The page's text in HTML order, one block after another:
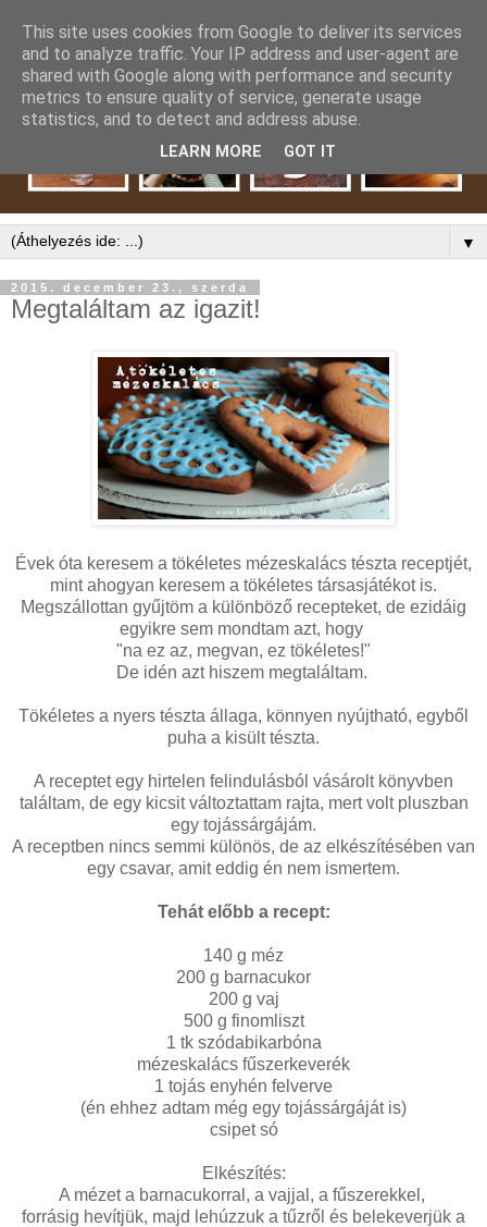
▼
2015. december 23., szerda
Megtaláltam az igazit!
Évek óta keresem a tökéletes mézeskalács tészta receptjét,
mint ahogyan keresem a tökéletes társasjátékot is.
Megszállottan gyűjtöm a különböző recepteket, de ezidáig
egyikre sem mondtam azt, hogy
"na ez az, megvan, ez tökéletes!"
De idén azt hiszem megtaláltam.
Tökéletes a nyers tészta állaga, könnyen nyújtható, egyből
puha a kisült tészta.
A receptet egy hirtelen felindulásból vásárolt könyvben
találtam, de egy kicsit változtattam rajta, mert volt pluszban
egy tojássárgájám.
A receptben nincs semmi különös, de az elkészítésében van
egy csavar, amit eddig én nem ismertem.
Tehát előbb a recept:
140 g méz
200 g barnacukor
200 g vaj
500 g finomliszt
1 tk szódabikarbóna
mézeskalács fűszerkeverék
1 tojás enyhén felverve
(én ehhez adtam még egy tojássárgáját is)
csipet só
Elkészítés:
A mézet a barnacukorral, a vajjal, a fűszerekkel,
forrásig hevítjük, majd lehúzzuk a tűzről és belekeverjük a
This site uses cookies from Google to deliver its services
and to analyze traffic. Your IP address and user-agent are
shared with Google along with performance and security
metrics to ensure quality of service, generate usage
statistics, and to detect and address abuse.
LEARN MORE GOT IT